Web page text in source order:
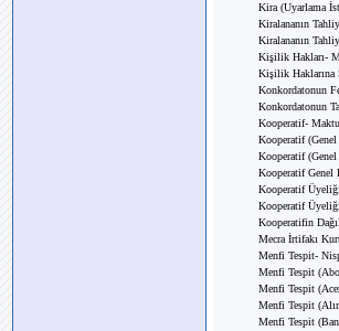
Kira (Uyarlama
Kiralananın
Kiralananın
Kişilik Hakları-
Kişilik Haklarına
Konkordatonun
Konkordatonun
Kooperatif-
Kooperatif
Kooperatif
Kooperatif Genel
Kooperatif
Kooperatif
Kooperatifin
Mecra İrtifakı
Menfi Tespit-
Menfi Tespit
Menfi Tespit
Menfi Tespit
Menfi Tespit